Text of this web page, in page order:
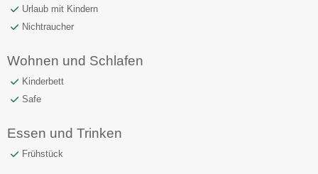
Urlaub mit Kindern
Nichtraucher
Wohnen und Schlafen
Kinderbett
Safe
Essen und Trinken
Frühstück